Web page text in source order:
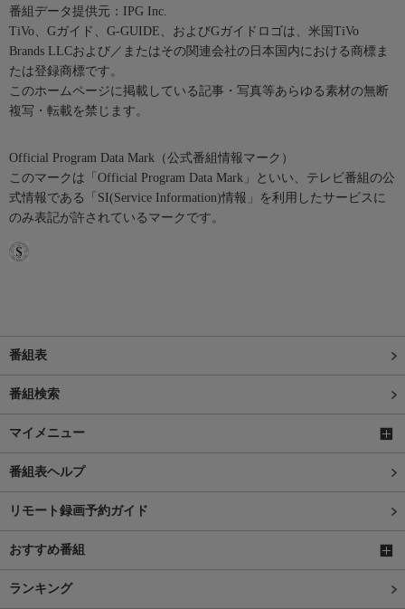
番組データ提供元：IPG Inc.
TiVo、Gガイド、G-GUIDE、およびGガイドロゴは、米国TiVo
Brands LLCおよび／またはその関連会社の日本国内における商標ま
たは登録商標です。
このホームページに掲載している記事・写真等あらゆる素材の無断
複写・転載を禁じます。
Official Program Data Mark（公式番組情報マーク）
このマークは「Official Program Data Mark」といい、テレビ番組の公
式情報である「SI(Service Information)情報」を利用したサービスに
のみ表記が許されているマークです。
番組表
番組検索
マイメニュー
番組表ヘルプ
リモート録画予約ガイド
おすすめ番組
ランキング